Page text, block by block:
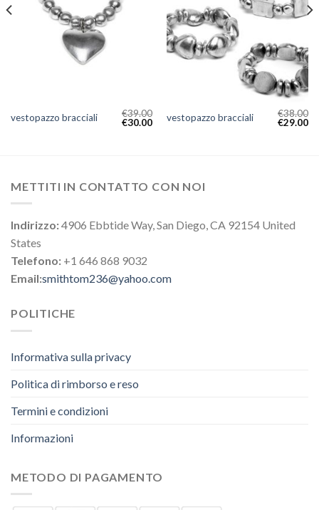
vestopazzo bracciali €39.00
€30.00 vestopazzo bracciali €38.00
€29.00
METTITI IN CONTATTO CON NOI
Indirizzo:4906 Ebbtide Way, San Diego, CA 92154 United
States
Telefono: +1 646 868 9032
Email:smithtom236@yahoo.com
POLITICHE
Informativa sulla privacy
Politica di rimborso e reso
Termini e condizioni
Informazioni
METODO DI PAGAMENTO